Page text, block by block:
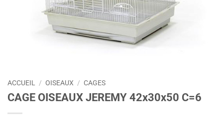
ACCUEIL / OISEAUX / CAGES
CAGE OISEAUX JEREMY 42x30x50 C=6